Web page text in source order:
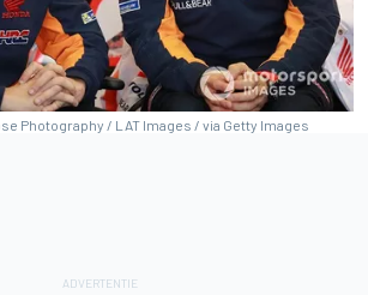
Photography / LAT Images / via Getty Images